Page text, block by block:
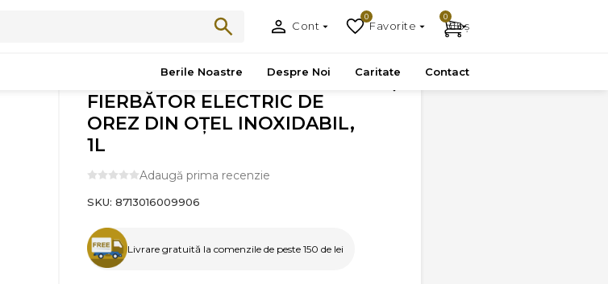
Cont Favorite
0
Coș
0
Berile Noastre Despre Noi Caritate Contact
ELECTRIC DE OREZ DIN OȚEL INOXIDABIL, 1L
FIERBĂTOR ELECTRIC DE
OREZ DIN OȚEL INOXIDABIL,
1L
Adaugă prima recenzie
SKU: 8713016009906
Livrare gratuită la comenzile de peste 150 de lei